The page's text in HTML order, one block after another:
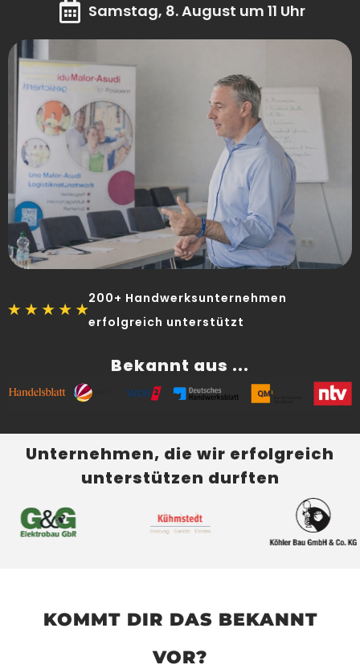
Samstag, 8. August um 11 Uhr
200+ Handwerksunternehmen
erfolgreich unterstützt
Bekannt aus ...
Unternehmen, die wir erfolgreich
unterstützen durften
KOMMT DIR DAS BEKANNT
VOR?